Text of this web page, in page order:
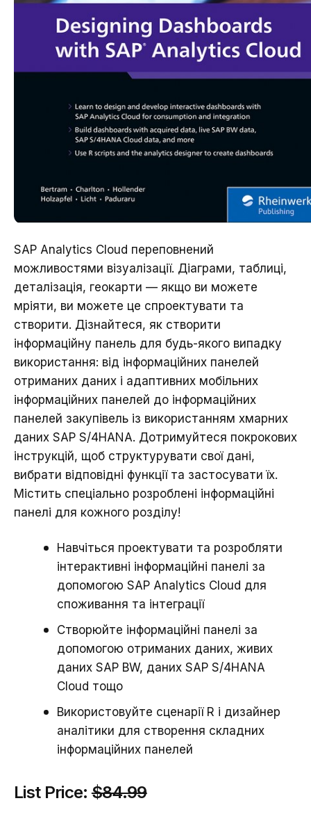
SAP Analytics Cloud переповнений
можливостями візуалізації. Діаграми, таблиці,
деталізація, геокарти — якщо ви можете
мріяти, ви можете це спроектувати та
створити. Дізнайтеся, як створити
інформаційну панель для будь-якого випадку
використання: від інформаційних панелей
отриманих даних і адаптивних мобільних
інформаційних панелей до інформаційних
панелей закупівель із використанням хмарних
даних SAP S/4HANA. Дотримуйтеся покрокових
інструкцій, щоб структурувати свої дані,
вибрати відповідні функції та застосувати їх.
Містить спеціально розроблені інформаційні
панелі для кожного розділу!
Навчіться проектувати та розробляти
інтерактивні інформаційні панелі за
допомогою SAP Analytics Cloud для
споживання та інтеграції
Створюйте інформаційні панелі за
допомогою отриманих даних, живих
даних SAP BW, даних SAP S/4HANA
Cloud тощо
Використовуйте сценарії R і дизайнер
аналітики для створення складних
інформаційних панелей
List Price:$84.99